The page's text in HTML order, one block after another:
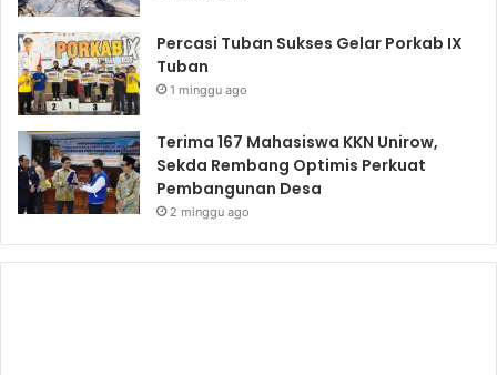
Percasi Tuban Sukses Gelar Porkab IX
Tuban
1 minggu ago
Terima 167 Mahasiswa KKN Unirow,
Sekda Rembang Optimis Perkuat
Pembangunan Desa
2 minggu ago